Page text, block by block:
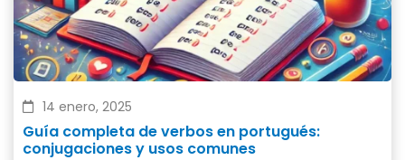
14 enero, 2025
Guía completa de verbos en portugués:
conjugaciones y usos comunes